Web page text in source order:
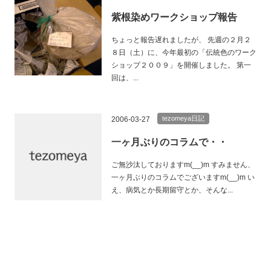
紫根染めワークショップ報告
ちょっと報告遅れましたが、 先週の２月２
８日（土）に、今年最初の「伝統色のワーク
ショップ２００９」を開催しました。 第一
回は、...
2006-03-27 tezomeya日記
一ヶ月ぶりのコラムで・・
ご無沙汰しておりますm(__)m すみません、
一ヶ月ぶりのコラムでございますm(__)m い
え、病気とか長期留守とか、そんな...